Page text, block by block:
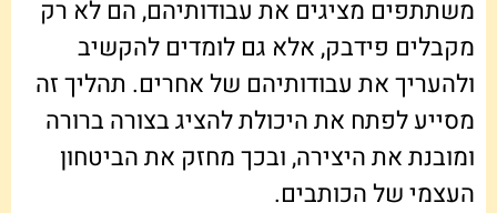
משתתפים מציגים את עבודותיהם, הם לא רק
מקבלים פידבק, אלא גם לומדים להקשיב
ולהעריך את עבודותיהם של אחרים. תהליך זה
מסייע לפתח את היכולת להציג בצורה ברורה
ומובנת את היצירה, ובכך מחזק את הביטחון
העצמי של הכותבים.